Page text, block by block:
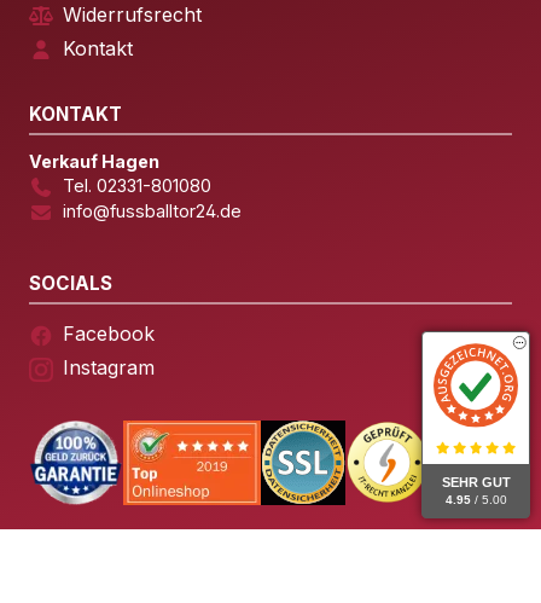
Widerrufsrecht
Kontakt
KONTAKT
Verkauf Hagen
Tel. 02331-801080
info@fussballtor24.de
SOCIALS
Facebook
Instagram
SEHR GUT
4.95 / 5.00